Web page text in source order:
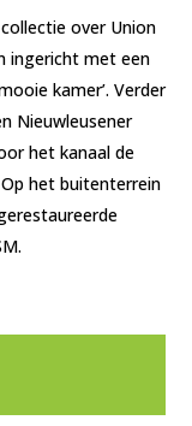
over Union
ingericht met een
kamer’. Verder
Nieuwleusener
het kanaal de
het buitenterrein